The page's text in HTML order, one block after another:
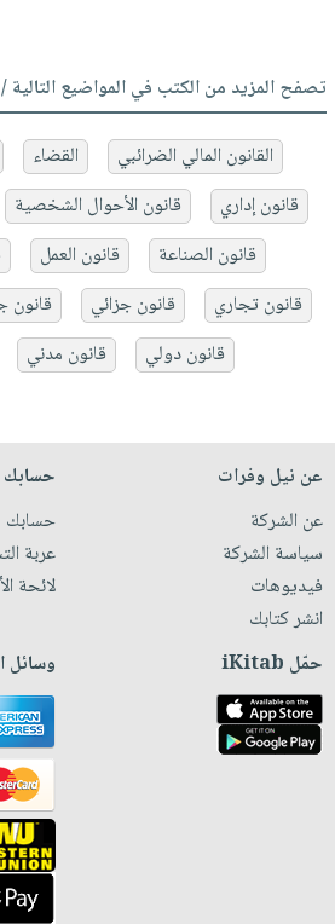
تصفح المزيد من الكتب في المواضيع التالية /
القانون المالي الضرائبي القضاء
قانون إداري
قانون الأحوال الشخصية
قانون الصناعة
قانون العمل
قانون تجاري
قانون جزائي قانون
قانون دولي
قانون مدني
عن نيل وفرات
عن الشركة
سياسة الشركة
فيديوهات
انشر كتابك
حسابك
حسابك
عربة
لائحة
حمّل iKitab وسائل